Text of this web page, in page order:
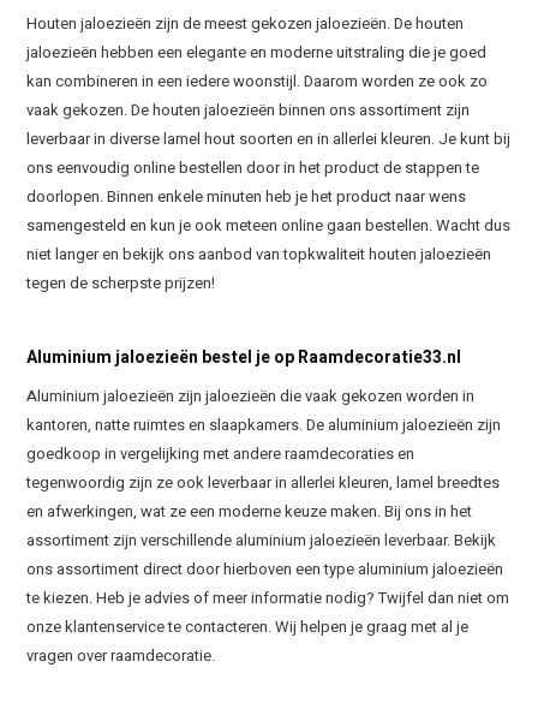
Houten jaloezieën zijn de meest gekozen jaloezieën. De houten
jaloezieën hebben een elegante en moderne uitstraling die je goed
kan combineren in een iedere woonstijl. Daarom worden ze ook zo
vaak gekozen. De houten jaloezieën binnen ons assortiment zijn
leverbaar in diverse lamel hout soorten en in allerlei kleuren. Je kunt bij
ons eenvoudig online bestellen door in het product de stappen te
doorlopen. Binnen enkele minuten heb je het product naar wens
samengesteld en kun je ook meteen online gaan bestellen. Wacht dus
niet langer en bekijk ons aanbod van topkwaliteit houten jaloezieën
tegen de scherpste prijzen!
Aluminium jaloezieën bestel je op Raamdecoratie33.nl
Aluminium jaloezieën zijn jaloezieën die vaak gekozen worden in
kantoren, natte ruimtes en slaapkamers. De aluminium jaloezieën zijn
goedkoop in vergelijking met andere raamdecoraties en
tegenwoordig zijn ze ook leverbaar in allerlei kleuren, lamel breedtes
en afwerkingen, wat ze een moderne keuze maken. Bij ons in het
assortiment zijn verschillende aluminium jaloezieën leverbaar. Bekijk
ons assortiment direct door hierboven een type aluminium jaloezieën
te kiezen. Heb je advies of meer informatie nodig? Twijfel dan niet om
onze klantenservice te contacteren. Wij helpen je graag met al je
vragen over raamdecoratie.